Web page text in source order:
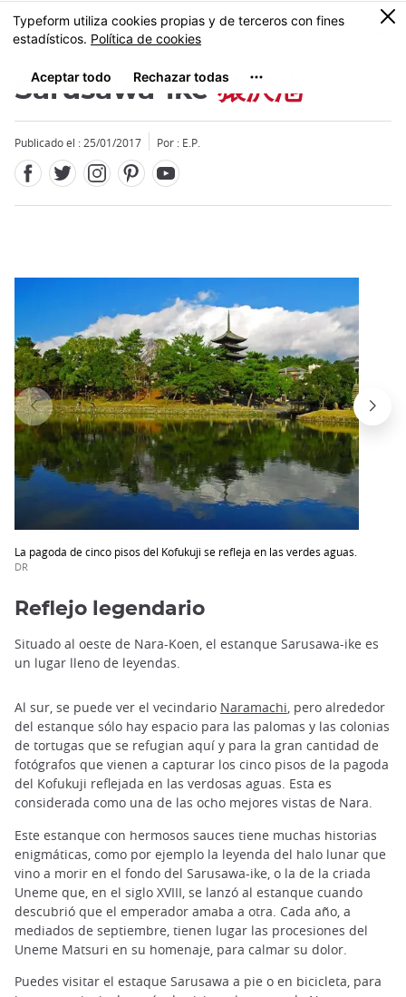
Tamaño
MENU
0
Sarusawa-ike猿沢池
Publicado el : 25/01/2017 Por : E.P.
La pagoda de cinco pisos del Kofukuji se refleja en las verdes aguas.
DR
Close
Reflejo legendario
Situado al oeste de Nara-Koen, el estanque Sarusawa-ike es
un lugar lleno de leyendas.
Al sur, se puede ver el vecindario Naramachi, pero alrededor
del estanque sólo hay espacio para las palomas y las colonias
de tortugas que se refugian aquí y para la gran cantidad de
fotógrafos que vienen a capturar los cinco pisos de la pagoda
del Kofukuji reflejada en las verdosas aguas. Esta es
considerada como una de las ocho mejores vistas de Nara.
Este estanque con hermosos sauces tiene muchas historias
enigmáticas, como por ejemplo la leyenda del halo lunar que
vino a morir en el fondo del Sarusawa-ike, o la de la criada
Uneme que, en el siglo XVIII, se lanzó al estanque cuando
descubrió que el emperador amaba a otra. Cada año, a
mediados de septiembre, tienen lugar las procesiones del
Uneme Matsuri en su homenaje, para calmar su dolor.
Puedes visitar el estaque Sarusawa a pie o en bicicleta, para